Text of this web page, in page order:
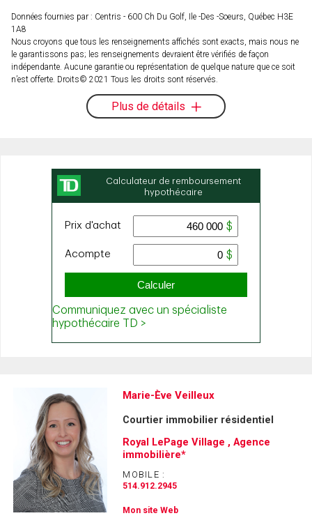
Données fournies par : Centris - 600 Ch Du Golf, Ile -Des -Soeurs, Québec H3E
1A8
Nous croyons que tous les renseignements affichés sont exacts, mais nous ne
le garantissons pas; les renseignements devraient être vérifiés de façon
indépendante. Aucune garantie ou représentation de quelque nature que ce soit
n’est offerte. Droits© 2021 Tous les droits sont réservés.
Plus de détails
Marie-Ève Veilleux
Courtier immobilier résidentiel
Royal LePage Village , Agence
immobilière*
MOBILE :
514.912.2945
Mon site Web